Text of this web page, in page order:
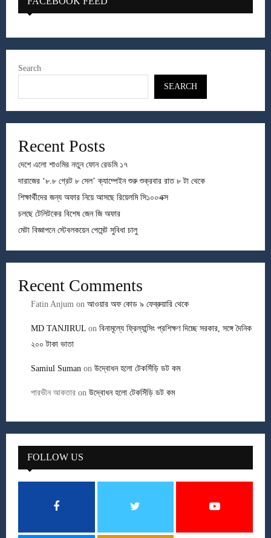
Search
SEARCH
Recent Posts
দেশে এলো শাওমির নতুন ফোন রেডমি ১৭
দারাজের ‘৮.৮ গ্রেট ৮ সেল’ ক্যাম্পেইন শুরু শুক্রবার রাত ৮ টা থেকে
শিক্ষার্থীদের জন্য অফার নিয়ে আসছে রিয়েলমি সি১০০এক্স
চলছে টেলিটকের বিশেষ জেন জি অফার
মেটা বিজ্ঞাপনে স্টেবলকয়েন পেমেন্ট সুবিধা চালু
Recent Comments
Fatin Anjum on আওয়ার অফ কোড ৯ ফেব্রুয়ারি থেকে
MD TANJIRUL on বিনামূল্যে ফ্রিল্যান্সিং প্রশিক্ষণ দিচ্ছে সরকার, সঙ্গে দৈনিক
২০০ টাকা ভাতা
Samiul Suman on উদ্বোধন হলো টেকসিঁড়ি ডট কম
পারভীন আকতার on উদ্বোধন হলো টেকসিঁড়ি ডট কম
FOLLOW US